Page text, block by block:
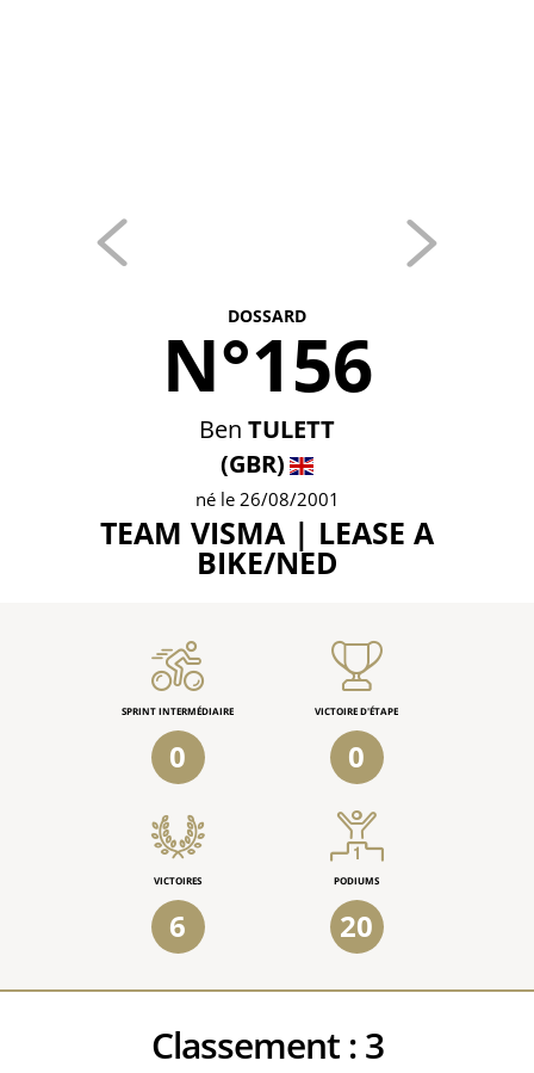
DOSSARD
N°156
Ben TULETT
(GBR)
né le 26/08/2001
TEAM VISMA | LEASE A
BIKE/NED
SPRINT INTERMÉDIAIRE
0
VICTOIRE D'ÉTAPE
0
VICTOIRES
6
PODIUMS
20
Classement :3